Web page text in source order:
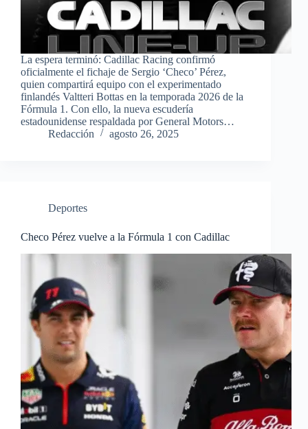
La espera terminó: Cadillac Racing confirmó
oficialmente el fichaje de Sergio ‘Checo’ Pérez,
quien compartirá equipo con el experimentado
finlandés Valtteri Bottas en la temporada 2026 de la
Fórmula 1. Con ello, la nueva escudería
estadounidense respaldada por General Motors…
Redacción
agosto 26, 2025
Deportes
Checo Pérez vuelve a la Fórmula 1 con Cadillac